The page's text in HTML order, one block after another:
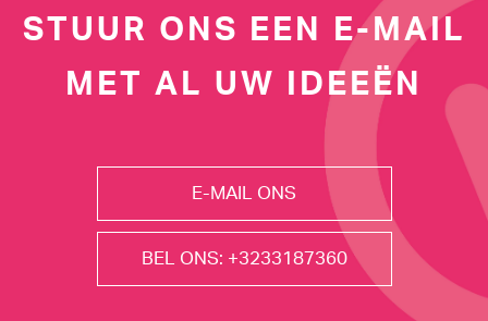
STUUR ONS EEN E-MAIL
MET AL UW IDEEËN
E-MAIL ONS
BEL ONS: +3233187360